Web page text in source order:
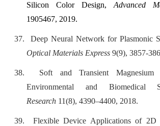
Silicon Color Design, Advanced
1905467, 2019.
37.
Deep Neural Network for Plasmonic
Optical Materials Express 9(9), 3857-
38.
Soft and Transient Magnesium
Environmental and Biomedical
Research 11(8), 4390–4400, 2018.
39.
Flexible Device Applications of 2D